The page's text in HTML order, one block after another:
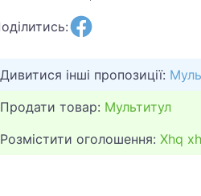
Дивитися інші пропозиції:
Продати товар: Мультитул
Розмістити оголошення: Xhq